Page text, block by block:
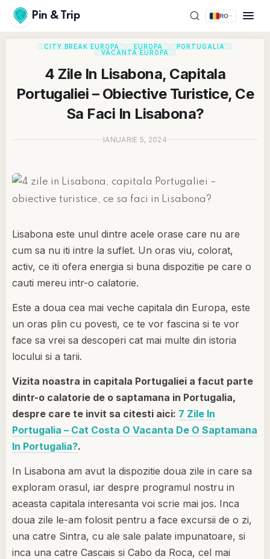
Pin & Trip RO
CITY BREAK EUROPA EUROPA
PORTUGALIA
VACANTA EUROPA
4 Zile In Lisabona, Capitala
Portugaliei – Obiective Turistice, Ce
Sa Faci In Lisabona?
IANUARIE 5, 2024
Lisabona este unul dintre acele orase care nu are
cum sa nu iti intre la suflet. Un oras viu, colorat,
activ, ce iti ofera energia si buna dispozitie pe care o
cauti mereu intr-o calatorie.
Este a doua cea mai veche capitala din Europa, este
un oras plin cu povesti, ce te vor fascina si te vor
face sa vrei sa descoperi cat mai multe din istoria
locului si a tarii.
Vizita noastra in capitala Portugaliei a facut parte
dintr-o calatorie de o saptamana in Portugalia,
despre care te invit sa citesti aici: 7 Zile In
Portugalia – Cat Costa O Vacanta De O Saptamana
In Portugalia?.
In Lisabona am avut la dispozitie doua zile in care sa
exploram orasul, iar despre programul nostru in
aceasta capitala interesanta voi scrie mai jos. Inca
doua zile le-am folosit pentru a face excursii de o zi,
una catre Sintra, cu ale sale palate impunatoare, si
inca una catre Cascais si Cabo da Roca, cel mai